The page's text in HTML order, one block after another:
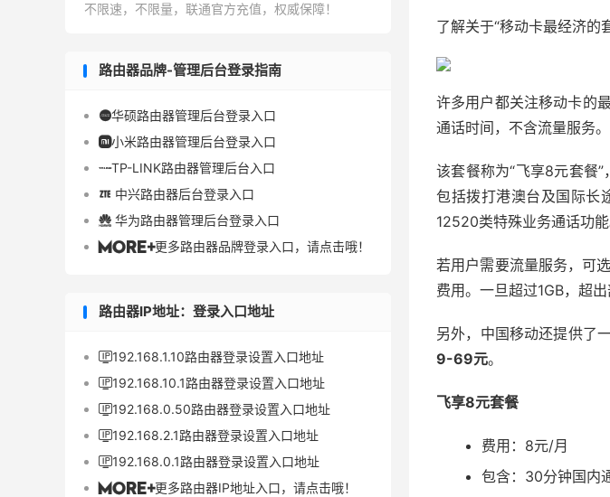
了解关于“移动卡最经济的
许多用户都关注移动卡的
通话时间，不含流量服务。
该套餐称为“飞享8元套餐
包括拨打港澳台及国际长
12520类特殊业务通话功能
若用户需要流量服务，可
费用。一旦超过1GB，超
另外，中国移动还提供了
9-69元。
飞享8元套餐
费用：8元/月
包含：30分钟国内
不限速，不限量，联通官方充值，权威保障！
路由器品牌-管理后台登录指南
华硕路由器管理后台登录入口
小米路由器管理后台登录入口
TP-LINK路由器管理后台入口
 中兴路由器后台登录入口
 华为路由器管理后台登录入口
更多路由器品牌登录入口，请点击哦！
路由器IP地址：登录入口地址
192.168.1.10路由器登录设置入口地址
192.168.10.1路由器登录设置入口地址
192.168.0.50路由器登录设置入口地址
192.168.2.1路由器登录设置入口地址
192.168.0.1路由器登录设置入口地址
更多路由器IP地址入口，请点击哦！